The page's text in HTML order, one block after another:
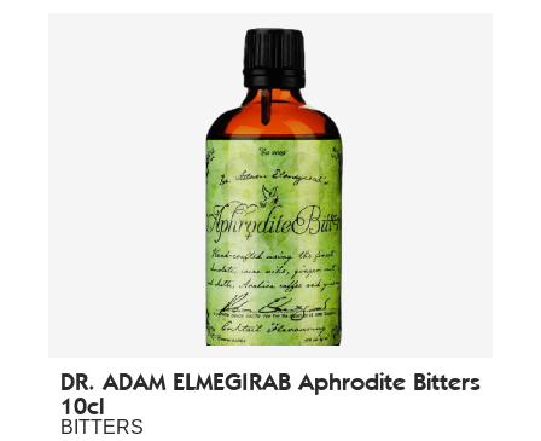
DR. ADAM ELMEGIRAB Aphrodite Bitters
10cl
BITTERS